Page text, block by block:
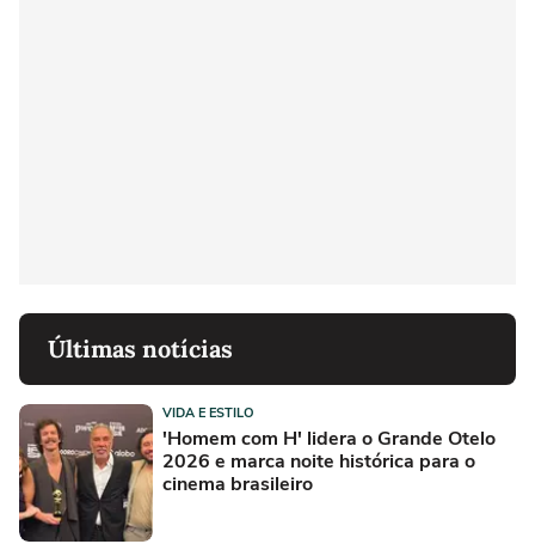
Últimas notícias
VIDA E ESTILO
'Homem com H' lidera o Grande Otelo
2026 e marca noite histórica para o
cinema brasileiro